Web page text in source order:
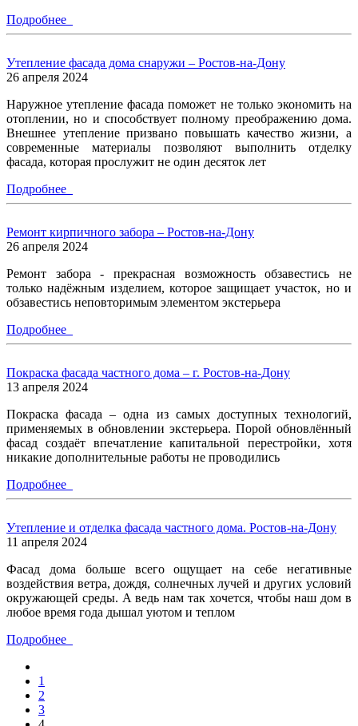
Подробнее
Утепление фасада дома снаружи – Ростов-на-Дону
26 апреля 2024
Наружное утепление фасада поможет не только экономить на
отоплении, но и способствует полному преображению дома.
Внешнее утепление призвано повышать качество жизни, а
современные материалы позволяют выполнить отделку
фасада, которая прослужит не один десяток лет
Подробнее
Ремонт кирпичного забора – Ростов-на-Дону
26 апреля 2024
Ремонт забора - прекрасная возможность обзавестись не
только надёжным изделием, которое защищает участок, но и
обзавестись неповторимым элементом экстерьера
Подробнее
Покраска фасада частного дома – г. Ростов-на-Дону
13 апреля 2024
Покраска фасада – одна из самых доступных технологий,
применяемых в обновлении экстерьера. Порой обновлённый
фасад создаёт впечатление капитальной перестройки, хотя
никакие дополнительные работы не проводились
Подробнее
Утепление и отделка фасада частного дома. Ростов-на-Дону
11 апреля 2024
Фасад дома больше всего ощущает на себе негативные
воздействия ветра, дождя, солнечных лучей и других условий
окружающей среды. А ведь нам так хочется, чтобы наш дом в
любое время года дышал уютом и теплом
Подробнее
1
2
3